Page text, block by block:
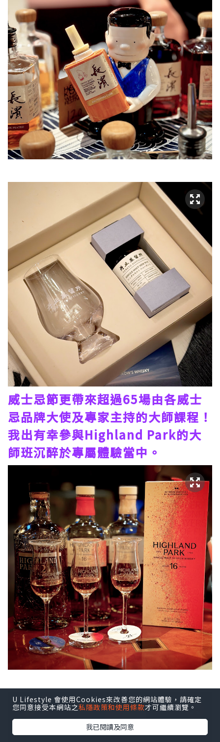
威士忌節更帶來超過65場由各威士
忌品牌大使及專家主持的大師課程！
我出有幸參與Highland Park的大
師班沉醉於專屬體驗當中。
U Lifestyle 會使用Cookies來改善您的網站體驗，請確定
您同意接受本網站之私隱政策和使用條款才可繼續瀏覽。
我已閱讀及同意